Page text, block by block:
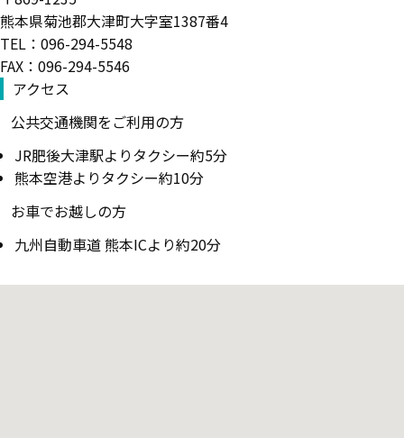
熊本県菊池郡大津町大字室1387番4
TEL：096-294-5548
FAX：096-294-5546
アクセス
公共交通機関をご利用の方
JR肥後大津駅よりタクシー約5分
熊本空港よりタクシー約10分
お車でお越しの方
九州自動車道 熊本ICより約20分